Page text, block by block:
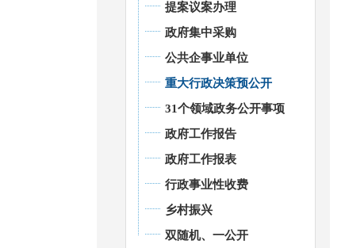
提案议案办理
政府集中采购
公共企事业单位
重大行政决策预公开
31个领域政务公开事项
政府工作报告
政府工作报表
行政事业性收费
乡村振兴
双随机、一公开